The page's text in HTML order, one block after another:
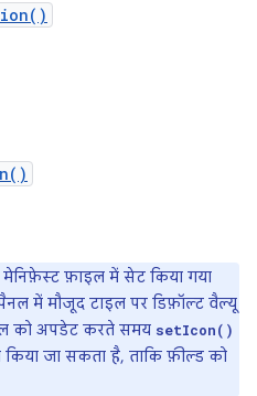
फ़ाइल में सेट किया गया
में मौजूद टाइल पर डिफ़ॉल्ट वैल्यू
को अपडेट करते समय setIcon()
किया जा सकता है, ताकि फ़ील्ड को